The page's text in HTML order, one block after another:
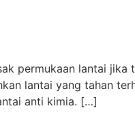
permukaan lantai jika
lantai yang tahan
anti kimia. […]